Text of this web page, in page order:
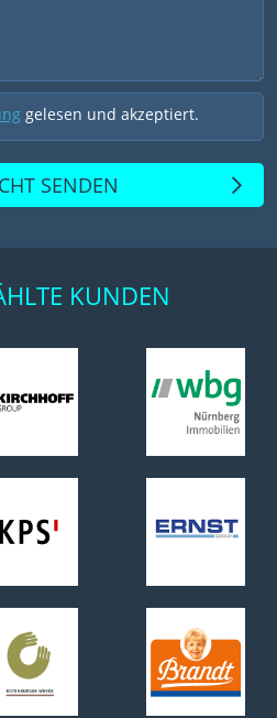
gelesen und akzeptiert.
SENDEN
KUNDEN